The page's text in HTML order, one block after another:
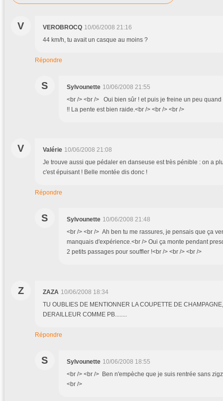
V VEROBROCQ 10/06/2008 21:16
44 km/h, tu avait un casque au moins ?
Répondre
S Sylvounette 10/06/2008 21:55
<br /> <br /> Oui bien sûr ! et puis je freine un peu
!! La pente est bien raide.<br /> <br /> <br />
V Valérie 10/06/2008 21:08
Je trouve aussi que pédaler en danseuse est très pénible : on a
c'est épuisant ! Belle montée dis donc !
Répondre
S Sylvounette 10/06/2008 21:48
<br /> <br /> Ah ben tu me rassures, je pensais que ça
manquais d'expérience.<br /> Oui ça monte pendant
2 petits passages pour souffler !<br /> <br /> <br />
Z ZAZA 10/06/2008 18:34
TU OUBLIES DE MENTIONNER LA COUPETTE DE
DERAILLEUR COMME PB........
Répondre
S Sylvounette 10/06/2008 18:55
<br /> <br /> Ben n'empèche que je suis rentrée sans
<br />